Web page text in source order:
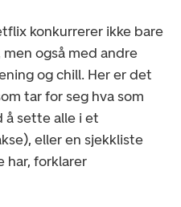
konkurrerer ikke bare
også med andre
og chill. Her er det
tar for seg hva som
å sette alle i et
eller en sjekkliste
har, forklarer